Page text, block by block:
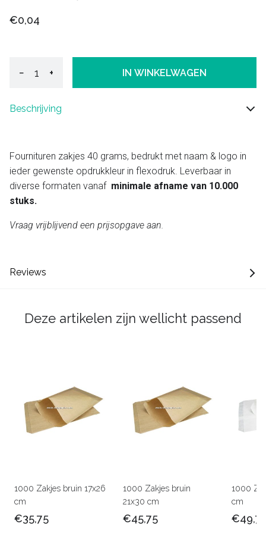
€0,04
− + IN WINKELWAGEN
Beschrijving
Fournituren zakjes 40 grams, bedrukt met naam & logo in
ieder gewenste opdrukkleur in flexodruk. Leverbaar in
diverse formaten vanaf minimale afname van 10.000
stuks.
Vraag vrijblijvend een prijsopgave aan.
Reviews
Deze artikelen zijn wellicht passend
1000 Zakjes bruin 17x26
cm
€35,75
1000 Zakjes bruin
21x30 cm
€45,75
1000
cm